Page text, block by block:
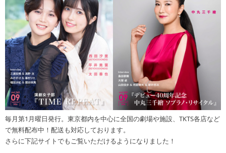
毎月第1月曜日発行。東京都内を中心に全国の劇場や施設、TKTS各店など
で無料配布中！配送も対応しております。
さらに下記サイトでもご覧いただけるようになりました！